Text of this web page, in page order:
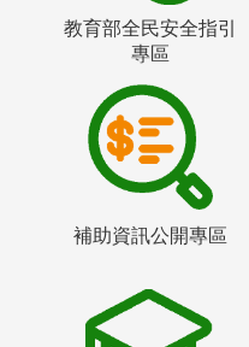
教育部全民安全指引
專區
補助資訊公開專區